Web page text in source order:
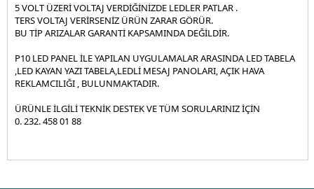
HAVUZ SPOT AMPULLER
SENSÖR
ELEKTRİK MALZEMELERİ
PRIZ ÇEŞITLERI
ISILDAK LEDLI SARJLI
MANTAR LED POWER LED CESITLERI
5 VOLT ÜZERİ VOLTAJ VERDİĞİNİZDE LEDLER PATLAR .
TERS VOLTAJ VERİRSENİZ ÜRÜN ZARAR GÖRÜR.
BU TİP ARIZALAR GARANTİ KAPSAMINDA DEĞİLDİR.
P10 LED PANEL İLE YAPILAN UYGULAMALAR ARASINDA LED TABELA
,LED KAYAN YAZI TABELA,LEDLİ MESAJ PANOLARI, AÇIK HAVA
REKLAMCILIĞI , BULUNMAKTADIR.
ÜRÜNLE İLGİLİ TEKNİK DESTEK VE TÜM SORULARINIZ İÇİN
0. 232. 458 01 88